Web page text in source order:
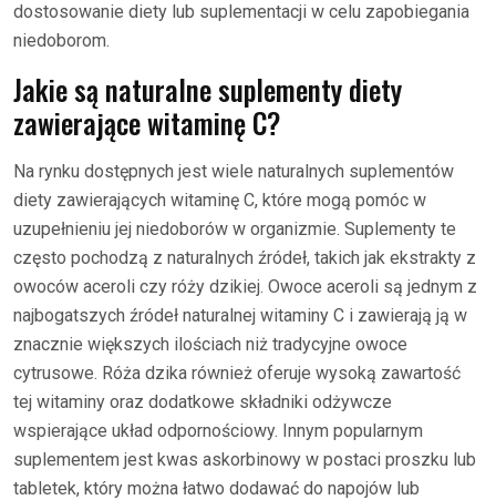
dostosowanie diety lub suplementacji w celu zapobiegania
niedoborom.
Jakie są naturalne suplementy diety
zawierające witaminę C?
Na rynku dostępnych jest wiele naturalnych suplementów
diety zawierających witaminę C, które mogą pomóc w
uzupełnieniu jej niedoborów w organizmie. Suplementy te
często pochodzą z naturalnych źródeł, takich jak ekstrakty z
owoców aceroli czy róży dzikiej. Owoce aceroli są jednym z
najbogatszych źródeł naturalnej witaminy C i zawierają ją w
znacznie większych ilościach niż tradycyjne owoce
cytrusowe. Róża dzika również oferuje wysoką zawartość
tej witaminy oraz dodatkowe składniki odżywcze
wspierające układ odpornościowy. Innym popularnym
suplementem jest kwas askorbinowy w postaci proszku lub
tabletek, który można łatwo dodawać do napojów lub